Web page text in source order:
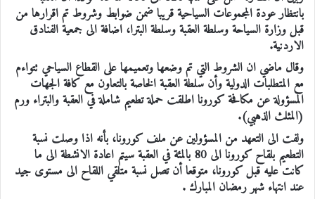
بانتظار عودة المجموعات السياحية قريبا ضمن ضوابط وشروط تم اقرارها من
قبل وزارة السياحة وسلطة العقبة وسلطة البترا، اضافة الى جمعية الفنادق
الاردنية.
وقال ماضي ان الشروط التي تم وضعها وتعميمها على القطاع السياحي تتواءم
مع المتطلبات الدولية وأن سلطة العقبة الخاصة بالتعاون مع كافة الجهات
المسؤولة عن مكافحة كورونا اطلقت حملة تطعيم شاملة في العقبة والبتراء ورم
(المثلث الذهبي).
ولفت الى التعهد من المسؤولين عن ملف كورونا، بأنه اذا وصلت نسبة
التطعيم بلقاح كورونا الى 80 بالمئة في العقبة سيتم اعادة الانشطة الى ما
كانت عليه قبل كورونا، متوقعا أن تصل نسبة متلقي اللقاح الى مستوى جيد
عند انتهاء شهر رمضان المبارك .